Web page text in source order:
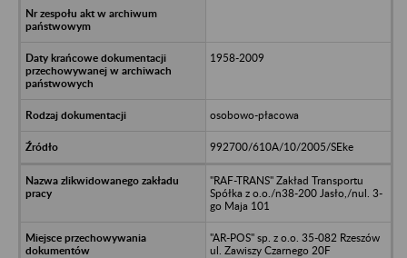
1958-2009
osobowo-płacowa
992700/610A/10/2005/SEke
"RAF-TRANS" Zakład Transportu
Spółka z o.o./n38-200 Jasło,/nul. 3-
go Maja 101
"AR-POS" sp. z o.o. 35-082 Rzeszów
ul. Zawiszy Czarnego 20F